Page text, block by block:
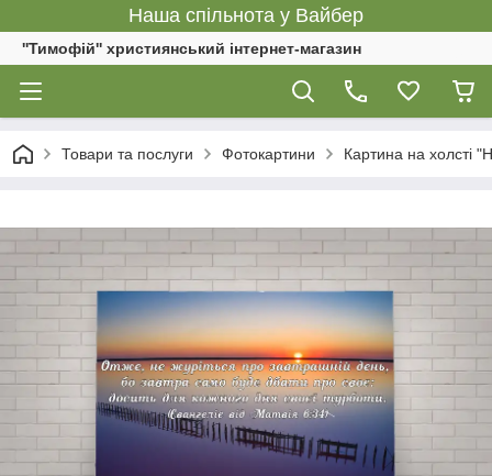
Наша спільнота у Вайбер
''Тимофій'' християнський інтернет-магазин
Товари та послуги Фотокартини Картина на холсті